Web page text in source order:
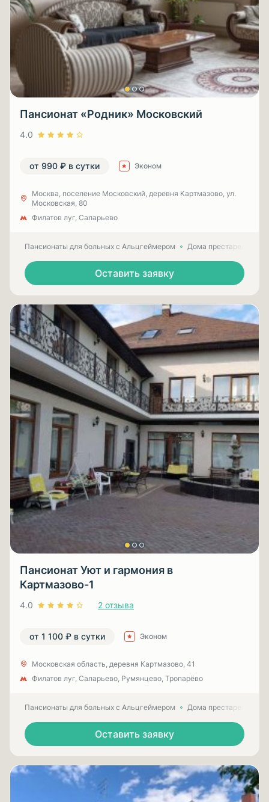
Пансионат «Родник» Московский
4.0
от 990 ₽ в сутки Эконом
Москва, поселение Московский, деревня Картмазово, ул.
Московская, 80
Филатов луг, Саларьево
Пансионаты для больных с Альцгеймером Дома престарелых
Оставить заявку
Пансионат Уют и гармония в
Картмазово-1
4.0 2 отзыва
от 1 100 ₽ в сутки Эконом
Московская область, деревня Картмазово, 41
Филатов луг, Саларьево, Румянцево, Тропарёво
Пансионаты для больных с Альцгеймером Дома престарелых
Оставить заявку